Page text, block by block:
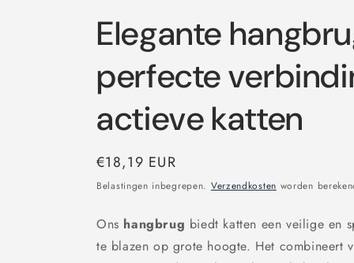
Elegante
perfecte
actieve katten
Normale
prijs
€18,19 EUR
Belastingen inbegrepen. Verzendkosten worden
Ons hangbrug biedt katten een veilige en
te blazen op grote hoogte. Het combineert